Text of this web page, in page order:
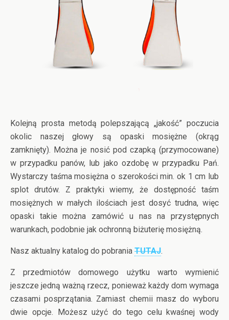
Kolejną prosta metodą polepszającą „jakość” poczucia
okolic naszej głowy są opaski mosiężne (okrąg
zamknięty). Można je nosić pod czapką (przymocowane)
w przypadku panów, lub jako ozdobę w przypadku Pań.
Wystarczy taśma mosiężna o szerokości min. ok 1 cm lub
splot drutów. Z praktyki wiemy, że dostępność taśm
mosiężnych w małych ilościach jest dosyć trudna, więc
opaski takie można zamówić u nas na przystępnych
warunkach, podobnie jak ochronną biżuterię mosiężną.
Nasz aktualny katalog do pobrania TUTAJ.
Z przedmiotów domowego użytku warto wymienić
jeszcze jedną ważną rzecz, ponieważ każdy dom wymaga
czasami posprzątania. Zamiast chemii masz do wyboru
dwie opcje. Możesz użyć do tego celu kwaśnej wody